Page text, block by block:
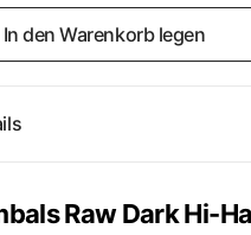
In den Warenkorb legen
Raw Dark Hi-